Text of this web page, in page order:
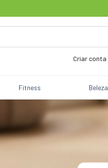
Criar conta
Fitness Beleza